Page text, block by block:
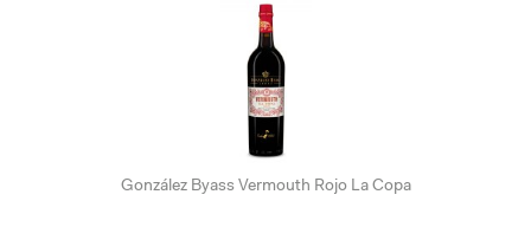
González Byass Vermouth Rojo La Copa